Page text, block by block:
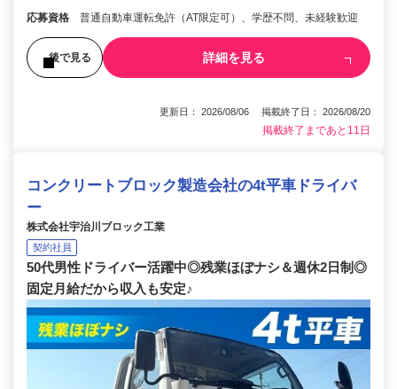
応募資格 普通自動車運転免許（AT限定可）、学歴不問、未経験歓迎
後で見る 詳細を見る
更新日： 2026/08/06 掲載終了日： 2026/08/20
掲載終了まであと11日
コンクリートブロック製造会社の4t平車ドライバ
ー
株式会社宇治川ブロック工業
契約社員
50代男性ドライバー活躍中◎残業ほぼナシ＆週休2日制◎
固定月給だから収入も安定♪